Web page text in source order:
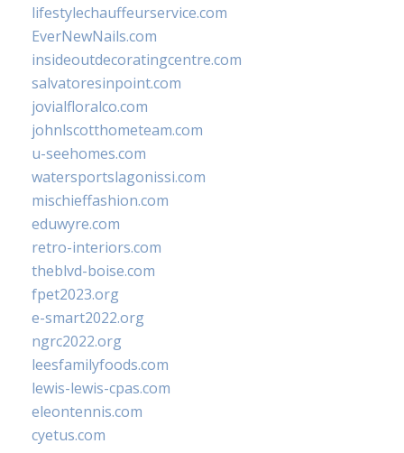
lifestylechauffeurservice.com
EverNewNails.com
insideoutdecoratingcentre.com
salvatoresinpoint.com
jovialfloralco.com
johnlscotthometeam.com
u-seehomes.com
watersportslagonissi.com
mischieffashion.com
eduwyre.com
retro-interiors.com
theblvd-boise.com
fpet2023.org
e-smart2022.org
ngrc2022.org
leesfamilyfoods.com
lewis-lewis-cpas.com
eleontennis.com
cyetus.com